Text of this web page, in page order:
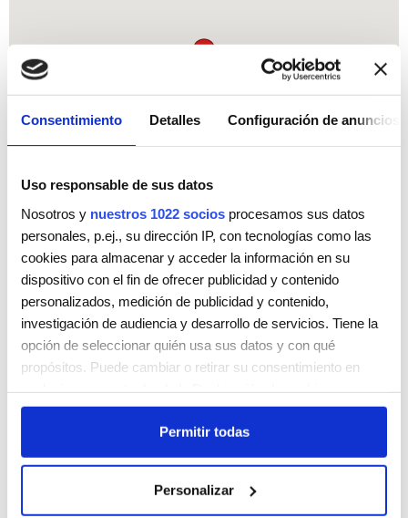
Consentimiento Detalles Configuración de anuncios
Uso responsable de sus datos
Nosotros y nuestros 1022 socios procesamos sus datos
personales, p.ej., su dirección IP, con tecnologías como las
cookies para almacenar y acceder la información en su
dispositivo con el fin de ofrecer publicidad y contenido
personalizados, medición de publicidad y contenido,
investigación de audiencia y desarrollo de servicios. Tiene la
opción de seleccionar quién usa sus datos y con qué
propósitos. Puede cambiar o retirar su consentimiento en
clicando en el Menú de consentimiento.
Si lo permite, también quisiéramos:
que puede tener una precisión de varios metros
Permitir todas
Personalizar
PERRUQUERIA ROSER
Carrer de l'Algavira, 18
Sant Feliu de GuíxolsGirona17220
España
Teléfono: 972 32 13 87
Lunes
Cerrada
9:00 AM - 7:00 PM
Jueves
9:00 AM - 7:00 PM
9:00 AM - 7:00 PM